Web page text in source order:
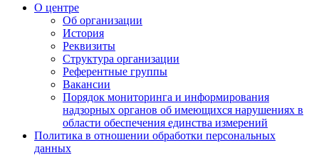
О центре
Об организации
История
Реквизиты
Структура организации
Референтные группы
Вакансии
Порядок мониторинга и информирования
надзорных органов об имеющихся нарушениях в
области обеспечения единства измерений
Политика в отношении обработки персональных
данных